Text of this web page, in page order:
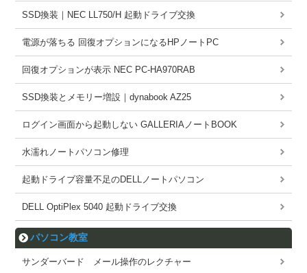
SSD換装｜NEC LL750/H 起動ドライブ交換
電源が落ちる 回復オプションになるHPノートPC
回復オプションが表示 NEC PC-HA970RAB
SSD換装とメモリー増設｜dynabook AZ25
ログイン画面から起動しない GALLERIAノートBOOK
水濡れノートパソコン修理
起動ドライブ容量不足のDELLノートパソコン
DELL OptiPlex 5040 起動ドライブ交換
パソコン教室
サンダーバード メール操作のレクチャー